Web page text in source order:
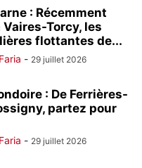
: Récemment
Torcy, les
flottantes de...
- 29 juillet 2026
: De Ferrières-
partez pour
- 29 juillet 2026